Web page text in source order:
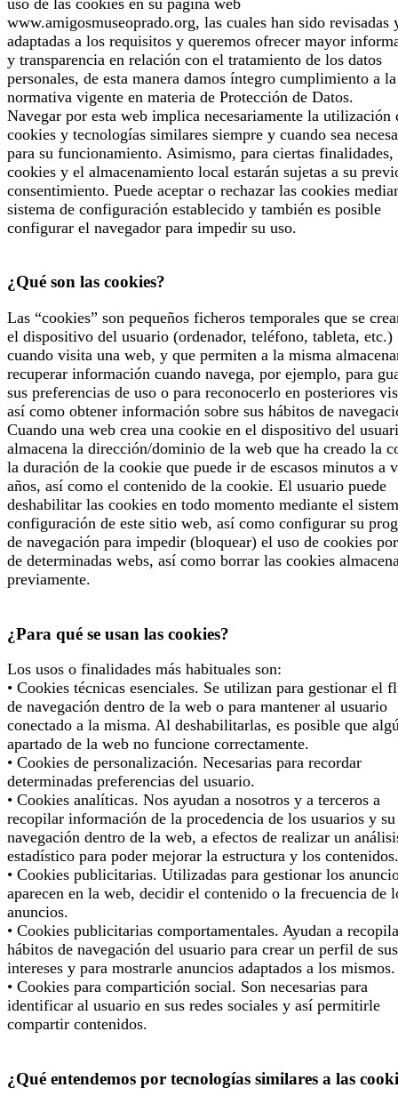
www.amigosmuseoprado.org, las cuales han sido revisadas
adaptadas a los requisitos y queremos ofrecer mayor
y transparencia en relación con el tratamiento de los datos
personales, de esta manera damos íntegro cumplimiento a la
normativa vigente en materia de Protección de Datos.
Navegar por esta web implica necesariamente la utilización
cookies y tecnologías similares siempre y cuando sea
para su funcionamiento. Asimismo, para ciertas finalidades,
cookies y el almacenamiento local estarán sujetas a su
consentimiento. Puede aceptar o rechazar las cookies
sistema de configuración establecido y también es posible
configurar el navegador para impedir su uso.
¿Qué son las cookies?
Las “cookies” son pequeños ficheros temporales que se
el dispositivo del usuario (ordenador, teléfono, tableta, etc.)
cuando visita una web, y que permiten a la misma
recuperar información cuando navega, por ejemplo, para
sus preferencias de uso o para reconocerlo en posteriores
así como obtener información sobre sus hábitos de
Cuando una web crea una cookie en el dispositivo del
almacena la dirección/dominio de la web que ha creado la
la duración de la cookie que puede ir de escasos minutos a
años, así como el contenido de la cookie. El usuario puede
deshabilitar las cookies en todo momento mediante el
configuración de este sitio web, así como configurar su
de navegación para impedir (bloquear) el uso de cookies
de determinadas webs, así como borrar las cookies
previamente.
¿Para qué se usan las cookies?
Los usos o finalidades más habituales son:
• Cookies técnicas esenciales. Se utilizan para gestionar el
de navegación dentro de la web o para mantener al usuario
conectado a la misma. Al deshabilitarlas, es posible que
apartado de la web no funcione correctamente.
• Cookies de personalización. Necesarias para recordar
determinadas preferencias del usuario.
• Cookies analíticas. Nos ayudan a nosotros y a terceros a
recopilar información de la procedencia de los usuarios y su
navegación dentro de la web, a efectos de realizar un
estadístico para poder mejorar la estructura y los contenidos.
• Cookies publicitarias. Utilizadas para gestionar los
aparecen en la web, decidir el contenido o la frecuencia de
anuncios.
• Cookies publicitarias comportamentales. Ayudan a
hábitos de navegación del usuario para crear un perfil de sus
intereses y para mostrarle anuncios adaptados a los mismos.
• Cookies para compartición social. Son necesarias para
identificar al usuario en sus redes sociales y así permitirle
compartir contenidos.
¿Qué entendemos por tecnologías similares a las